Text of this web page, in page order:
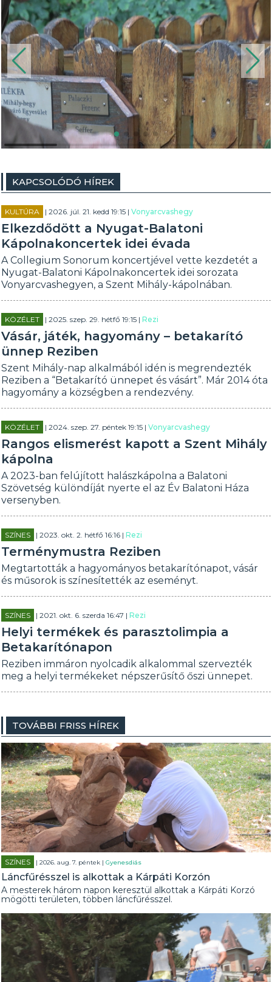
KAPCSOLÓDÓ HÍREK
KULTÚRA | 2026. júl. 21. kedd 19:15 |Vonyarcvashegy
Elkezdődött a Nyugat-Balatoni
Kápolnakoncertek idei évada
A Collegium Sonorum koncertjével vette kezdetét a
Nyugat-Balatoni Kápolnakoncertek idei sorozata
Vonyarcvashegyen, a Szent Mihály-kápolnában.
KÖZÉLET | 2025. szep. 29. hétfő 19:15 |Rezi
Vásár, játék, hagyomány – betakarító
ünnep Reziben
Szent Mihály-nap alkalmából idén is megrendezték
Reziben a “Betakarító ünnepet és vásárt”. Már 2014 óta
hagyomány a községben a rendezvény.
KÖZÉLET | 2024. szep. 27. péntek 19:15 |Vonyarcvashegy
Rangos elismerést kapott a Szent Mihály
kápolna
A 2023-ban felújított halászkápolna a Balatoni
Szövetség különdíját nyerte el az Év Balatoni Háza
versenyben.
SZÍNES | 2023. okt. 2. hétfő 16:16 |Rezi
Terménymustra Reziben
Megtartották a hagyományos betakarítónapot, vásár
és műsorok is színesítették az eseményt.
SZÍNES | 2021. okt. 6. szerda 16:47 |Rezi
Helyi termékek és parasztolimpia a
Betakarítónapon
Reziben immáron nyolcadik alkalommal szervezték
meg a helyi termékeket népszerűsítő őszi ünnepet.
TOVÁBBI FRISS HÍREK
SZÍNES | 2026. aug. 7. péntek |Gyenesdiás
Láncfűrésszel is alkottak a Kárpáti Korzón
A mesterek három napon keresztül alkottak a Kárpáti Korzó
mögötti területen, többen láncfűrésszel.